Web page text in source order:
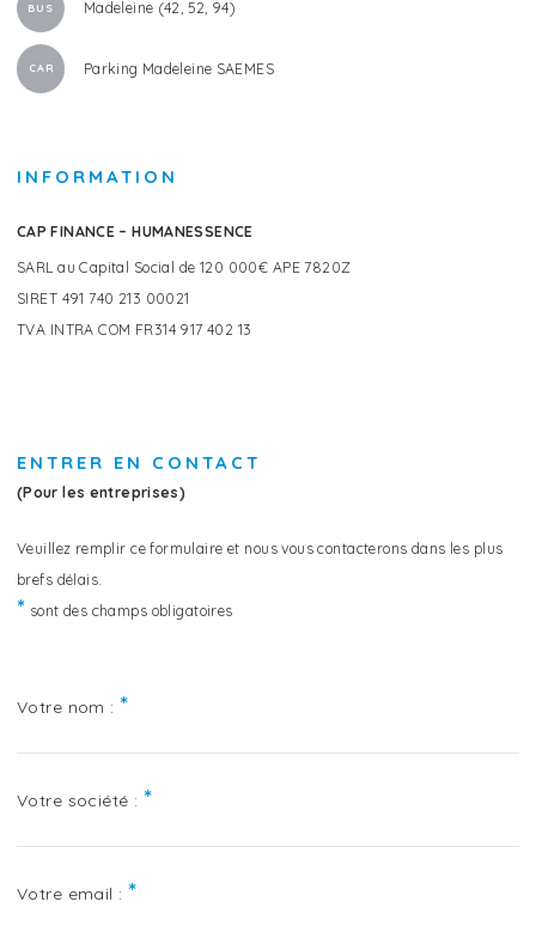
BUS Madeleine (42, 52, 94)
CAR Parking Madeleine SAEMES
INFORMATION
CAP FINANCE – HUMANESSENCE
SARL au Capital Social de 120 000€ APE 7820Z
SIRET 491 740 213 00021
TVA INTRA COM FR314 917 402 13
ENTRER EN CONTACT
(Pour les entreprises)
Veuillez remplir ce formulaire et nous vous contacterons dans les plus
brefs délais.
* sont des champs obligatoires
Votre nom : *
Votre société : *
Votre email : *